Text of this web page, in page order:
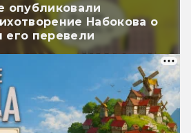
опубликовали
Набокова о
перевели